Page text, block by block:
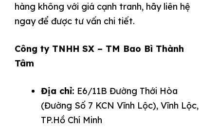
hàng không với giá cạnh tranh, hãy liên hệ
ngay để được tư vấn chi tiết.
Công ty TNHH SX – TM Bao Bì Thành
Tâm
Địa chỉ: E6/11B Đường Thới Hòa
(Đường Số 7 KCN Vĩnh Lộc), Vĩnh Lộc,
TP.Hồ Chí Minh